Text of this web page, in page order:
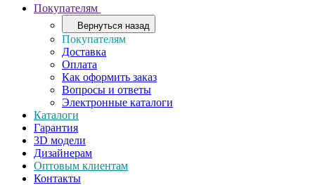
Покупателям
Вернуться назад
Покупателям
Доставка
Оплата
Как оформить заказ
Вопросы и ответы
Электронные каталоги
Каталоги
Гарантия
3D модели
Дизайнерам
Оптовым клиентам
Контакты